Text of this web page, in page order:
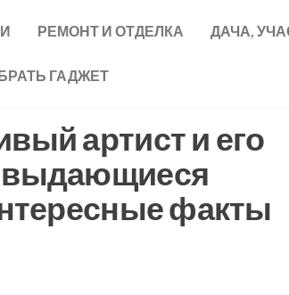
РЕМОНТ И ОТДЕЛКА ДАЧА,
ГАДЖЕТ
артист и его
выдающиеся
факты